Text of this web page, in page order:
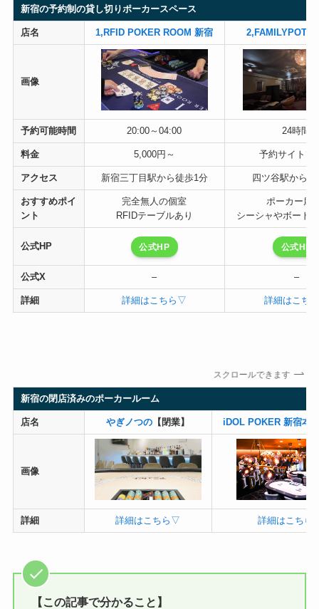
新宿の予約制の貸し切りポーカースペース
店名 1,RFID POKER ROOM 新宿 2,FAMILYPOT
画像
予約可能時間 20:00～04:00 24時間
料金 5,000円～ 予約サイトで
アクセス 新宿三丁目駅から徒歩1分 四ツ谷駅から
おすすめポイ
ント
完全無人の個室
RFIDテーブルあり
ポーカー席
シーシャやボード
公式HP 公式HP 公式HP
公式X – –
詳細 詳細はこちら▽ 詳細はこち
スクロールできます
新宿の閉店済みのポーカールーム
店名 やぎノつの 【閉業】 iDOL POKER 新宿本
画像
詳細 詳細はこちら▽ 詳細はこちら
【この記事で分かること】